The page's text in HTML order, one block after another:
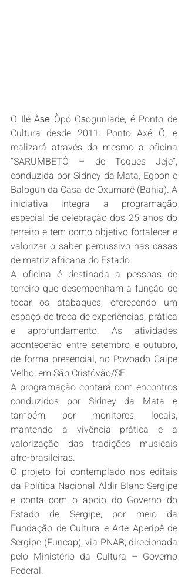
O Ilé Àṣẹ Òpó Oṣogunlade, é Ponto de
Cultura desde 2011: Ponto Axé Ô, e
realizará através do mesmo a oficina
“SARUMBETÓ – de Toques Jeje”,
conduzida por Sidney da Mata, Egbon e
Balogun da Casa de Oxumarê (Bahia). A
iniciativa integra a programação
especial de celebração dos 25 anos do
terreiro e tem como objetivo fortalecer e
valorizar o saber percussivo nas casas
de matriz africana do Estado.
A oficina é destinada a pessoas de
terreiro que desempenham a função de
tocar os atabaques, oferecendo um
espaço de troca de experiências, prática
e aprofundamento. As atividades
acontecerão entre setembro e outubro,
de forma presencial, no Povoado Caipe
Velho, em São Cristóvão/SE.
A programação contará com encontros
conduzidos por Sidney da Mata e
também por monitores locais,
mantendo a vivência prática e a
valorização das tradições musicais
afro-brasileiras.
O projeto foi contemplado nos editais
da Política Nacional Aldir Blanc Sergipe
e conta com o apoio do Governo do
Estado de Sergipe, por meio da
Fundação de Cultura e Arte Aperipê de
Sergipe (Funcap), via PNAB, direcionada
pelo Ministério da Cultura – Governo
Federal.